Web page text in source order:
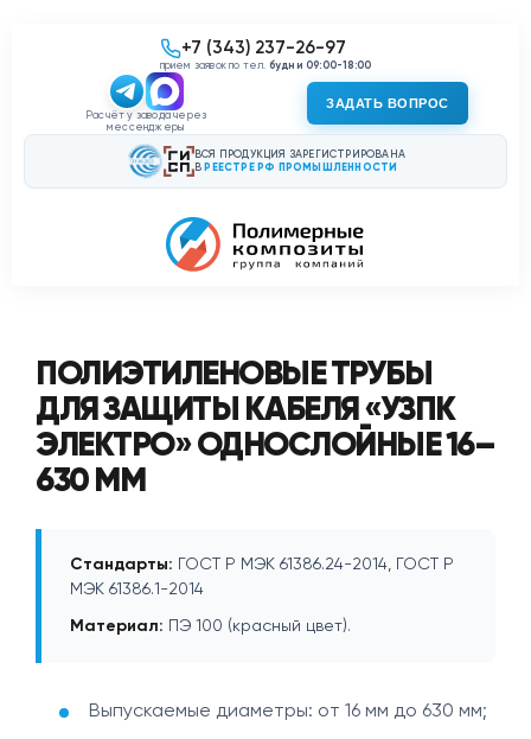
+7 (343) 237-26-97
прием заявок по тел. будни 09:00-18:00
Расчёт у завода через
мессенджеры
ЗАДАТЬ ВОПРОС
ВСЯ ПРОДУКЦИЯ ЗАРЕГИСТРИРОВАНА
В РЕЕСТРЕ РФ ПРОМЫШЛЕННОСТИ
ПОЛИЭТИЛЕНОВЫЕ ТРУБЫ
ДЛЯ ЗАЩИТЫ КАБЕЛЯ «УЗПК
ЭЛЕКТРО» ОДНОСЛОЙНЫЕ 16–
630 ММ
Стандарты: ГОСТ Р МЭК 61386.24-2014, ГОСТ Р
МЭК 61386.1-2014
Материал: ПЭ 100 (красный цвет).
Выпускаемые диаметры: от 16 мм до 630 мм;